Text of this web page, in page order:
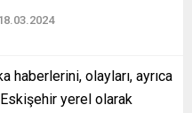
haberlerini, olayları, ayrıca
yerel olarak